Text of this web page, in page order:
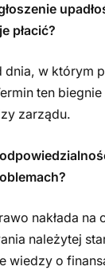
płacić?
dnia, w którym
ten
zarządu.
nakłada na
należytej
wiedzy o